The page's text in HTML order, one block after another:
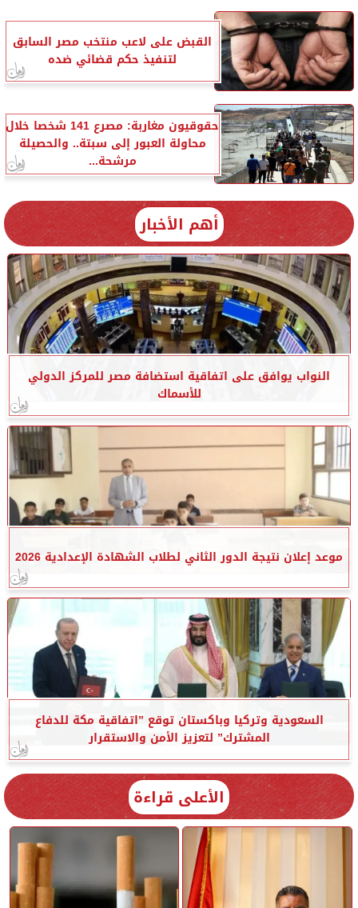
القبض على لاعب منتخب مصر السابق
لتنفيذ حكم قضائي ضده
حقوقيون مغاربة: مصرع 141 شخصا خلال
محاولة العبور إلى سبتة.. والحصيلة
مرشحة...
أهم الأخبار
النواب يوافق على اتفاقية استضافة مصر للمركز الدولي
للأسماك
موعد إعلان نتيجة الدور الثاني لطلاب الشهادة الإعدادية 2026
السعودية وتركيا وباكستان توقع ”اتفاقية مكة للدفاع
المشترك” لتعزيز الأمن والاستقرار
الأعلى قراءة